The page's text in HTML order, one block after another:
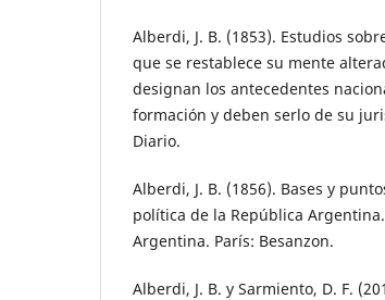
Alberdi, J. B. (1853). Estudios
que se restablece su mente
designan los antecedentes
formación y deben serlo de su
Diario.
Alberdi, J. B. (1856). Bases y
política de la República
Argentina. París: Besanzon.
Alberdi, J. B. y Sarmiento, D. F.